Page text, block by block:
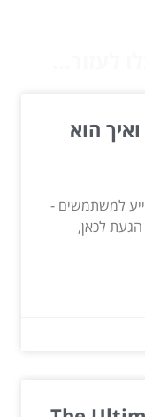
הוא
למשתמשים -
הגעת לכאן,